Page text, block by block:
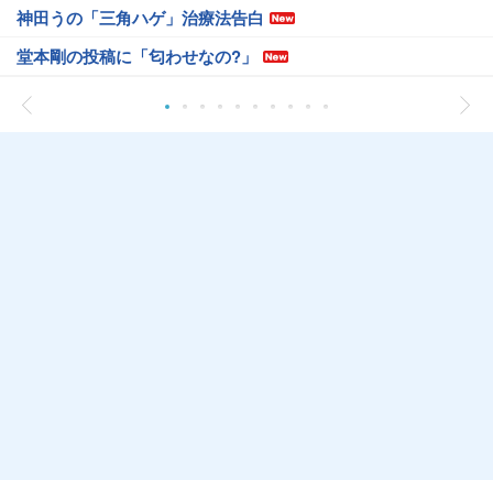
神田うの「三角ハゲ」治療法告白
堂本剛の投稿に「匂わせなの?」